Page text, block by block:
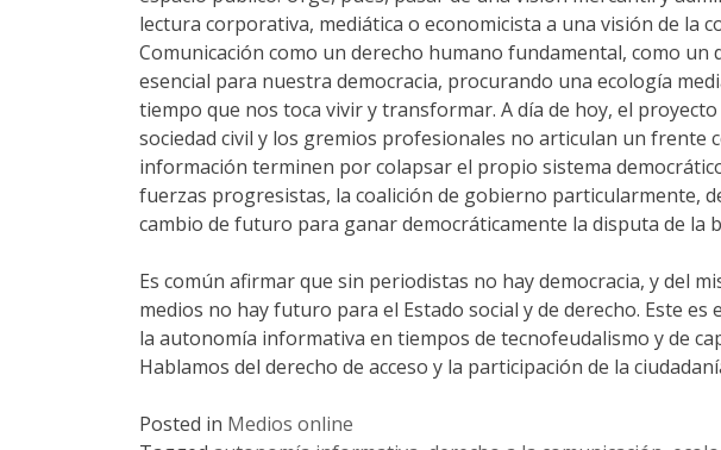
lectura corporativa, mediática o economicista a una visión de la
Comunicación como un derecho humano fundamental, como
esencial para nuestra democracia, procurando una ecología
tiempo que nos toca vivir y transformar. A día de hoy, el
sociedad civil y los gremios profesionales no articulan un frente
información terminen por colapsar el propio sistema
fuerzas progresistas, la coalición de gobierno particularmente,
cambio de futuro para ganar democráticamente la disputa de la
Es común afirmar que sin periodistas no hay democracia, y del
medios no hay futuro para el Estado social y de derecho. Este
la autonomía informativa en tiempos de tecnofeudalismo y de
Hablamos del derecho de acceso y la participación de la
Posted in Medios online